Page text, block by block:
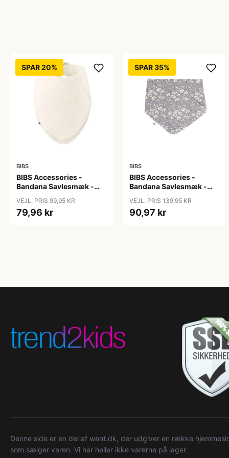
SPAR 20%
BIBS
BIBS Accessories -
Bandana Savlesmæk -
VEJL. PRIS 99,95 KR
79,96 kr
SPAR 35%
BIBS
BIBS Accessories -
Bandana Savlesmæk -
Grey
VEJL. PRIS 139,95 KR
90,97 kr
Denne side er en del af want.dk, der udgiver en række
som sælger varen. Vi har heller ikke varerne på lager.